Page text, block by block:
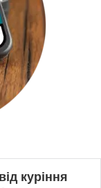
куріння